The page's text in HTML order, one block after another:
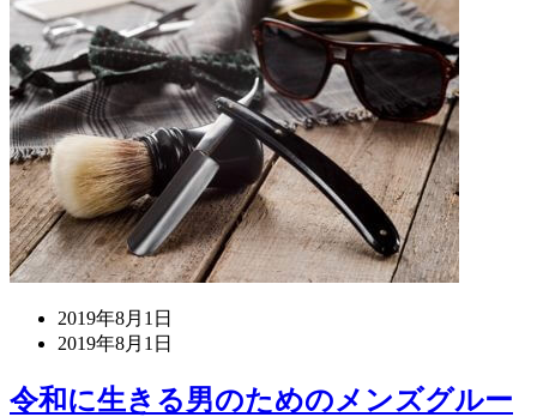
2019年8月1日
2019年8月1日
令和に生きる男のためのメンズグルー